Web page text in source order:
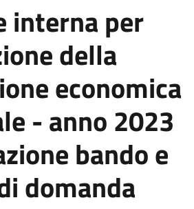
interna per
della
economica
- anno 2023
bando e
domanda